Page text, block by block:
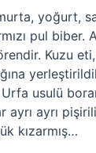
yoğurt,
pul biber.
Kuzu
usulü
ayrı ayrı
kızarmış…